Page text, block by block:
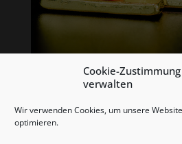
Cookie-Zustimmung
verwalten
Wir verwenden Cookies, um unsere
optimieren.